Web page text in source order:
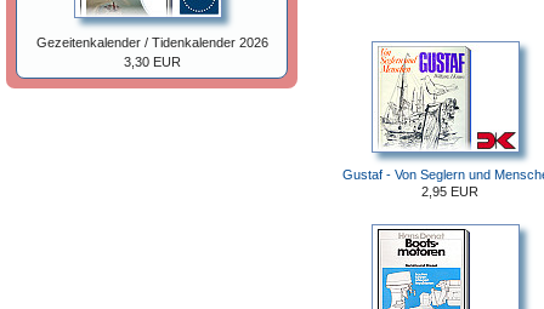
Gustaf - Von Seglern und
2,95 EUR
Gezeitenkalender / Tidenkalender 2026
3,30 EUR